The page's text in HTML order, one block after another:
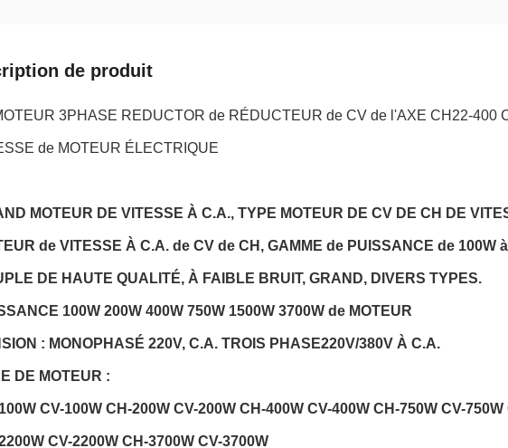
de produit
3PHASE REDUCTOR de RÉDUCTEUR de CV de l'AXE CH22-
de MOTEUR ÉLECTRIQUE
MOTEUR DE VITESSE À C.A., TYPE MOTEUR DE CV DE CH DE
de VITESSE À C.A. de CV de CH, GAMME de PUISSANCE de 100W
DE HAUTE QUALITÉ, À FAIBLE BRUIT, GRAND, DIVERS TYPES.
100W 200W 400W 750W 1500W 3700W de MOTEUR
: MONOPHASÉ 220V, C.A. TROIS PHASE220V/380V À C.A.
DE MOTEUR :
CV-100W CH-200W CV-200W CH-400W CV-400W CH-750W CV-
CV-2200W CH-3700W CV-3700W